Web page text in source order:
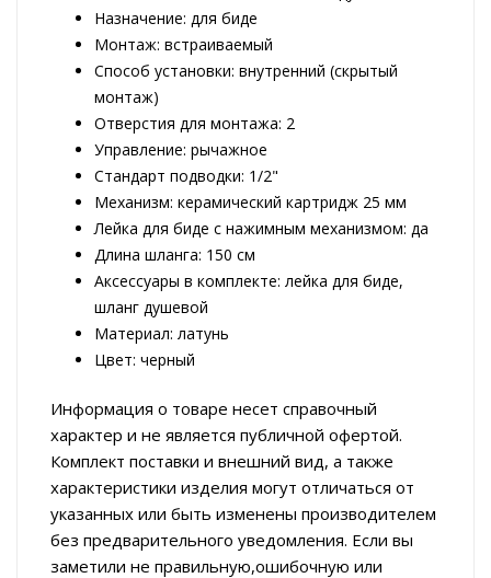
Назначение: для биде
Монтаж: встраиваемый
Способ установки: внутренний (скрытый
монтаж)
Отверстия для монтажа: 2
Управление: рычажное
Стандарт подводки: 1/2"
Механизм: керамический картридж 25 мм
Лейка для биде с нажимным механизмом: да
Длина шланга: 150 см
Аксессуары в комплекте: лейка для биде,
шланг душевой
Материал: латунь
Цвет: черный
Информация о товаре несет справочный
характер и не является публичной офертой.
Комплект поставки и внешний вид, а также
характеристики изделия могут отличаться от
указанных или быть изменены производителем
без предварительного уведомления. Если вы
заметили не правильную,ошибочную или